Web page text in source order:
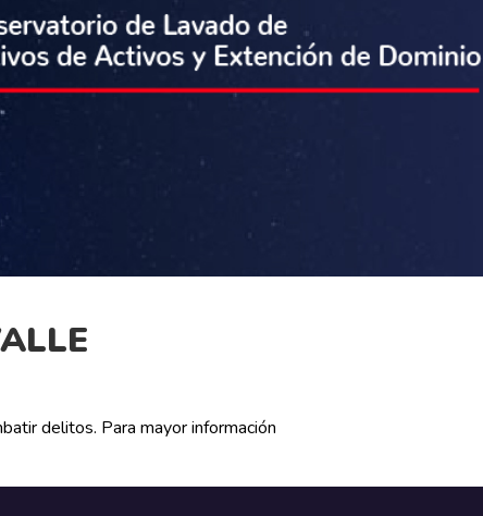
delitos. Para mayor información